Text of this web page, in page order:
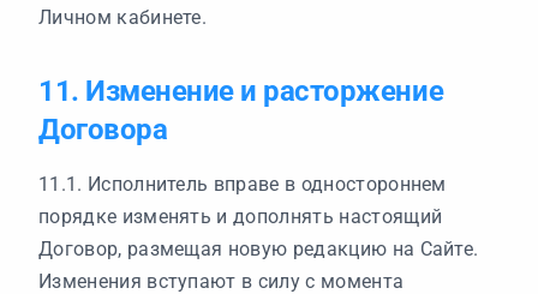
Личном кабинете.
11. Изменение и расторжение
Договора
11.1. Исполнитель вправе в одностороннем
порядке изменять и дополнять настоящий
Договор, размещая новую редакцию на Сайте.
Изменения вступают в силу с момента